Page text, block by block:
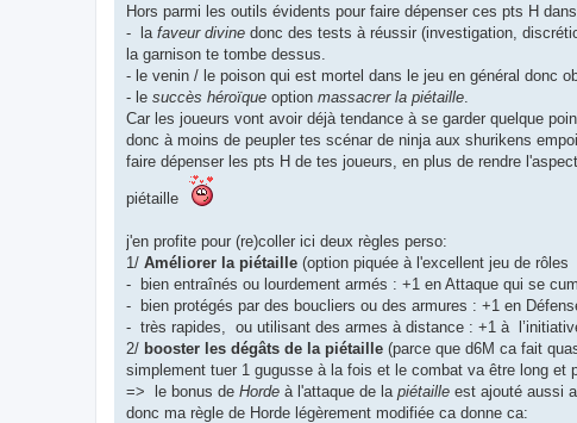
Hors parmi les outils évidents pour faire dépenser ces pts H
- la faveur divine donc des tests à réussir (investigation,
la garnison te tombe dessus.
- le venin / le poison qui est mortel dans le jeu en général donc
- le succès héroïque option massacrer la piétaille
Car les joueurs vont avoir déjà tendance à se garder quelque
donc à moins de peupler tes scénar de ninja aux shurikens
faire dépenser les pts H de tes joueurs, en plus de rendre
piétaille
j'en profite pour (re)coller ici deux règles perso:
1/ Améliorer la piétaille (option piquée à l'excellent jeu de
- bien entraînés ou lourdement armés : +1 en Attaque qui se
- bien protégés par des boucliers ou des armures : +1 en
- très rapides, ou utilisant des armes à distance : +1 à
2/ booster les dégâts de la piétaille (parce que d6M ca fait
simplement tuer 1 gugusse à la fois et le combat va être long et
=> le bonus de Horde à l'attaque de la piétaille est ajouté aussi
donc ma règle de Horde légèrement modifiée ca donne ca: